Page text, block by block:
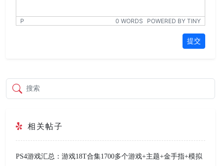
P 0 WORDS POWERED BY TINY
提交
搜索
相关帖子
PS4游戏汇总：游戏18T合集1700多个游戏+主题+金手指+模拟